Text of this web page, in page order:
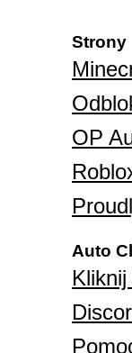
Strony
OP
Auto